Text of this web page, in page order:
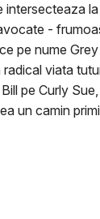
intersecteaza
-
pe nume
viata
pe Curly
un camin